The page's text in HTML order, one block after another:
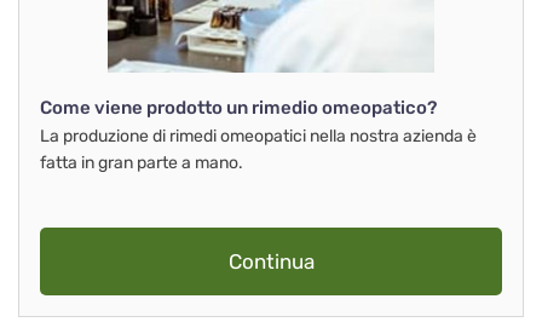
Come viene prodotto un rimedio omeopatico?
La produzione di rimedi omeopatici nella nostra azienda è
fatta in gran parte a mano.
Continua